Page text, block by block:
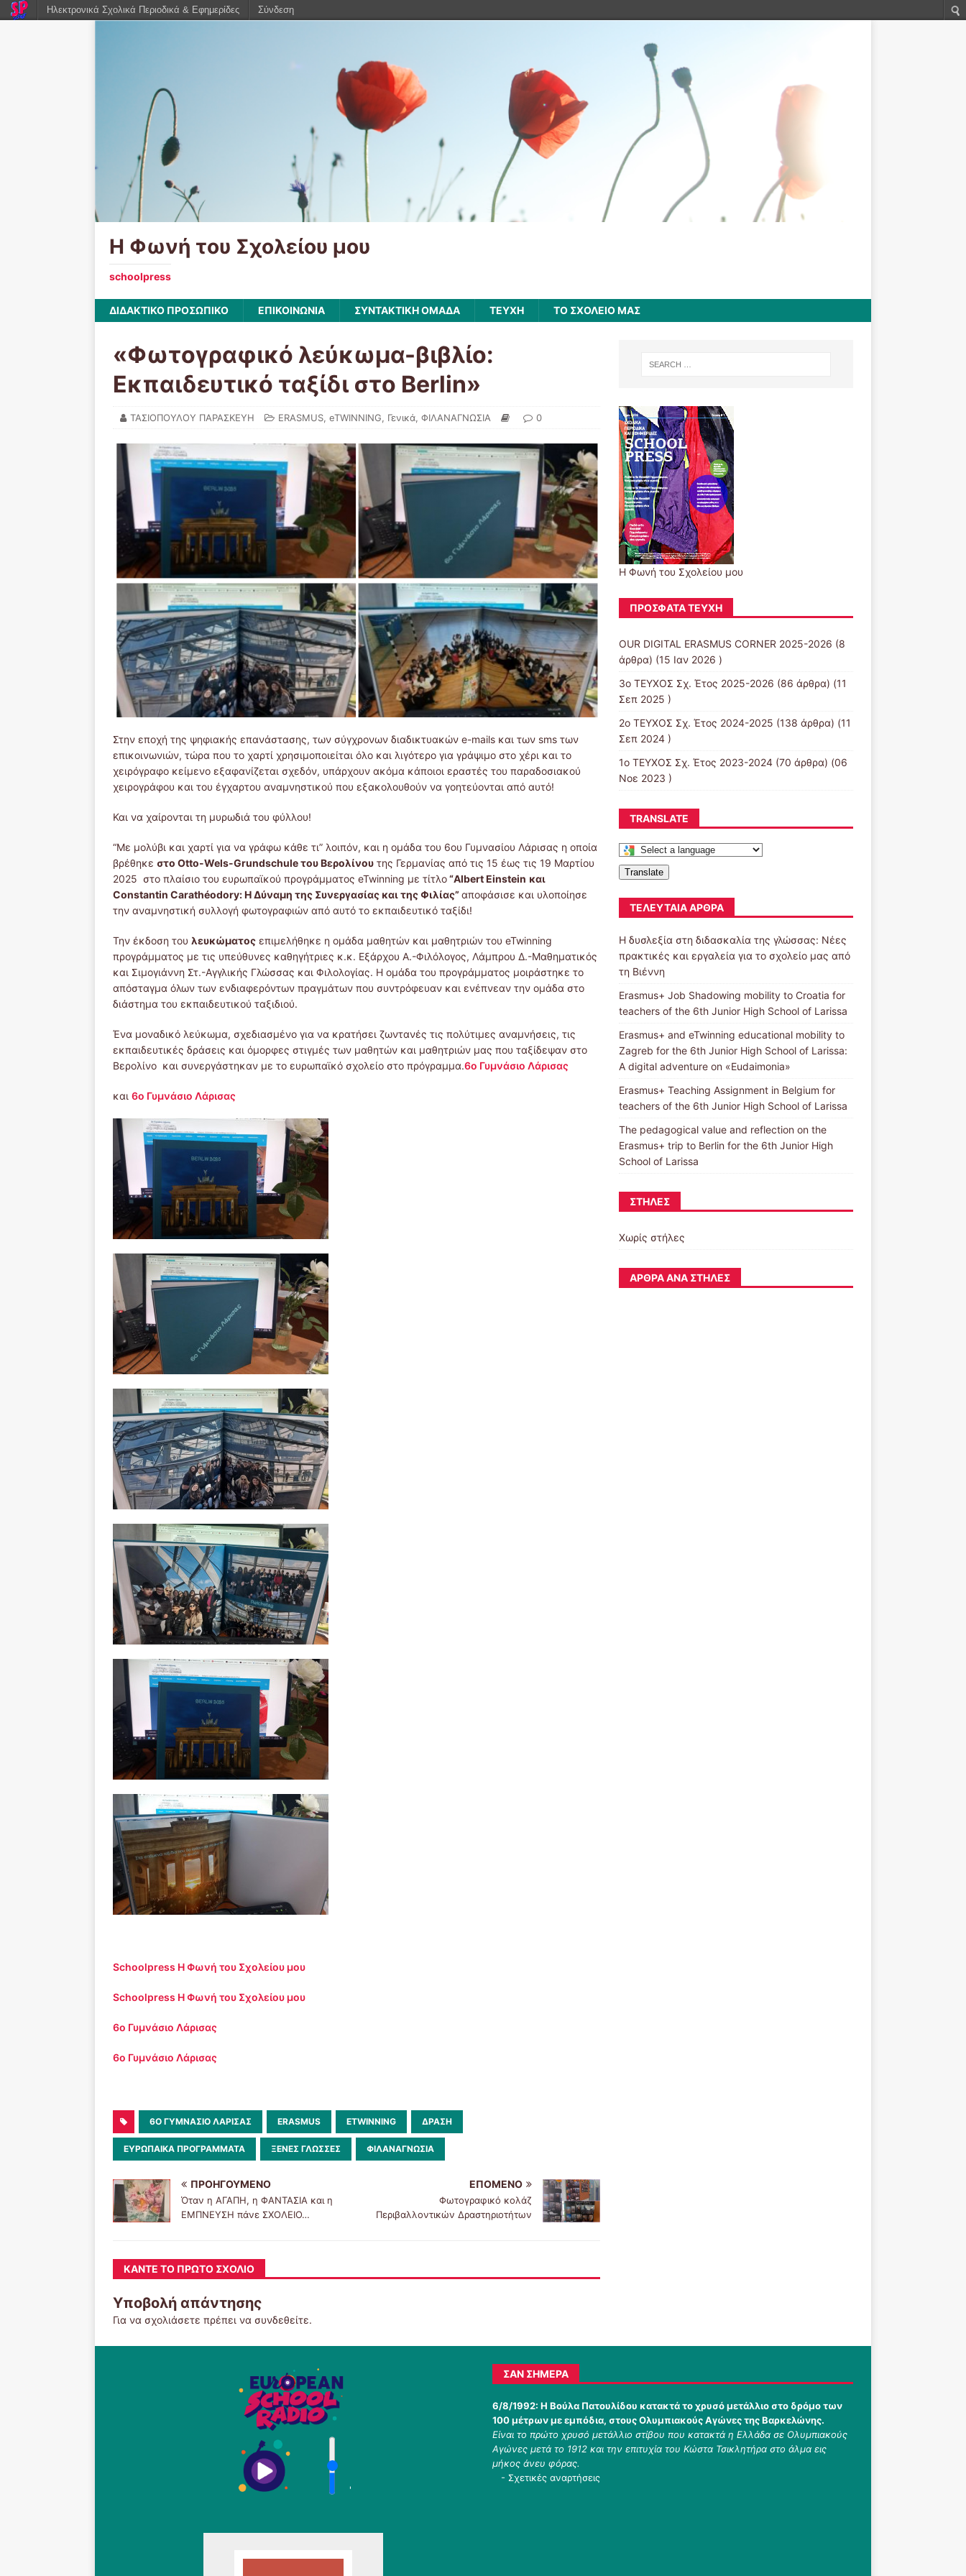
Η Φωνή του Σχολείου μου
schoolpress
ΔΙΔΑΚΤΙΚΟ ΠΡΟΣΩΠΙΚΟ ΕΠΙΚΟΙΝΩΝΙΑ ΣΥΝΤΑΚΤΙΚΗ ΟΜΑΔΑ ΤΕΥΧΗ ΤΟ ΣΧΟΛΕΙΟ ΜΑΣ
«Φωτογραφικό λεύκωμα-βιβλίο:
Εκπαιδευτικό ταξίδι στο Berlin»
ΤΑΣΙΟΠΟΥΛΟΥ ΠΑΡΑΣΚΕΥΗ ERASMUS, eTWINNING, Γενικά, ΦΙΛΑΝΑΓΝΩΣΙΑ 0
Στην εποχή της ψηφιακής επανάστασης, των σύγχρονων διαδικτυακών e-mails και των sms των
επικοινωνιών, τώρα που το χαρτί χρησιμοποιείται όλο και λιγότερο για γράψιμο στο χέρι και το
χειρόγραφο κείμενο εξαφανίζεται σχεδόν, υπάρχουν ακόμα κάποιοι εραστές του παραδοσιακού
χειρογράφου και του έγχαρτου αναμνηστικού που εξακολουθούν να γοητεύονται από αυτό!
Και να χαίρονται τη μυρωδιά του φύλλου!
“Με μολύβι και χαρτί για να γράφω κάθε τι” λοιπόν, και η ομάδα του 6ου Γυμνασίου Λάρισας η οποία
βρέθηκε στο Otto-Wels-Grundschule του Βερολίνου της Γερμανίας από τις 15 έως τις 19 Μαρτίου
2025 στο πλαίσιο του ευρωπαϊκού προγράμματος eTwinning με τίτλο“AlbertEinstein και
Constantin Carathéodory: Η Δύναμη της Συνεργασίας και της Φιλίας” αποφάσισε και υλοποίησε
την αναμνηστική συλλογή φωτογραφιών από αυτό το εκπαιδευτικό ταξίδι!
Την έκδοση του λευκώματος επιμελήθηκε η ομάδα μαθητών και μαθητριών του eTwinning
προγράμματος με τις υπεύθυνες καθηγήτριες κ.κ. Εξάρχου Α.-Φιλόλογος, Λάμπρου Δ.-Μαθηματικός
και Σιμογιάννη Στ.-Αγγλικής Γλώσσας και Φιλολογίας. Η ομάδα του προγράμματος μοιράστηκε το
απόσταγμα όλων των ενδιαφερόντων πραγμάτων που συντρόφευαν και ενέπνεαν την ομάδα στο
διάστημα του εκπαιδευτικού ταξιδιού.
Ένα μοναδικό λεύκωμα, σχεδιασμένο για να κρατήσει ζωντανές τις πολύτιμες αναμνήσεις, τις
εκπαιδευτικές δράσεις και όμορφες στιγμές των μαθητών και μαθητριών μας που ταξίδεψαν στο
Βερολίνο και συνεργάστηκαν με το ευρωπαϊκό σχολείο στο πρόγραμμα.6ο Γυμνάσιο Λάρισας
και 6ο Γυμνάσιο Λάρισας
Schoolpress Η Φωνή του Σχολείου μου
Schoolpress Η Φωνή του Σχολείου μου
6ο Γυμνάσιο Λάρισας
6ο Γυμνάσιο Λάρισας
6O ΓΥΜΝΆΣΙΟ ΛΆΡΙΣΑΣ ERASMUS ETWINNING ΔΡΑΣΗ
ΕΥΡΩΠΑΙΚΆ ΠΡΟΓΡΆΜΜΑΤΑ ΞΕΝΕΣ ΓΛΩΣΣΕΣ ΦΙΛΑΝΑΓΝΩΣΊΑ
ΠΡΟΗΓΟΎΜΕΝΟ
Όταν η ΑΓΑΠΗ, η ΦΑΝΤΑΣΙΑ και η
ΕΜΠΝΕΥΣΗ πάνε ΣΧΟΛΕΙΟ…
ΕΠΌΜΕΝΟ
Φωτογραφικό κολάζ
Περιβαλλοντικών Δραστηριοτήτων
ΚΆΝΤΕ ΤΟ ΠΡΏΤΟ ΣΧΌΛΙΟ
Υποβολή απάντησης
Για να σχολιάσετε πρέπει να συνδεθείτε.
Η Φωνή του Σχολείου μου
ΠΡΌΣΦΑΤΑ ΤΕΎΧΗ
OUR DIGITAL ERASMUS CORNER 2025-2026 (8
άρθρα) (15 Ιαν 2026 )
3ο ΤΕΥΧΟΣ Σχ. Έτος 2025-2026 (86 άρθρα) (11
Σεπ 2025 )
2ο ΤΕΥΧΟΣ Σχ. Έτος 2024-2025 (138 άρθρα) (11
Σεπ 2024 )
1ο ΤΕΥΧΟΣ Σχ. Έτος 2023-2024(70 άρθρα) (06
Νοε 2023 )
TRANSLATE
Translate
ΤΕΛΕΥΤΑΊΑ ΆΡΘΡΑ
Η δυσλεξία στη διδασκαλία της γλώσσας: Νέες
πρακτικές και εργαλεία για το σχολείο μας από
τη Βιέννη
Erasmus+ Job Shadowing mobility to Croatia for
teachers of the 6th Junior High School of Larissa
Erasmus+ and eTwinning educational mobility to
Zagreb for the 6th Junior High School of Larissa:
A digital adventure on «Eudaimonia»
Erasmus+ Teaching Assignment in Belgium for
teachers of the 6th Junior High School of Larissa
The pedagogical value and reflection on the
Erasmus+ trip to Berlin for the 6th Junior High
School of Larissa
ΣΤΉΛΕΣ
Χωρίς στήλες
ΆΡΘΡΑ ΑΝΆ ΣΤΉΛΕΣ
'
ΣΑΝ ΣΉΜΕΡΑ
6/8/1992: Η Βούλα Πατουλίδου κατακτά το χρυσό μετάλλιο στο δρόμο των
100 μέτρων με εμπόδια, στους Ολυμπιακούς Αγώνες της Βαρκελώνης.
Είναι το πρώτο χρυσό μετάλλιο στίβου που κατακτά η Ελλάδα σε Ολυμπιακούς
Αγώνες μετά το 1912 και την επιτυχία του Κώστα Τσικλητήρα στο άλμα εις
μήκος άνευ φόρας.
- Σχετικές αναρτήσεις
Ηλεκτρονικά Σχολικά Περιοδικά & Εφημερίδες Σύνδεση